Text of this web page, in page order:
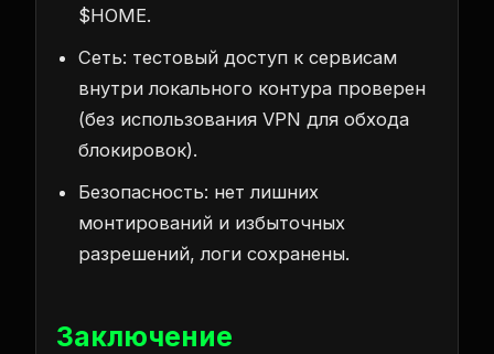
$HOME.
Сеть: тестовый доступ к сервисам
внутри локального контура проверен
(без использования VPN для обхода
блокировок).
Безопасность: нет лишних
монтирований и избыточных
разрешений, логи сохранены.
Заключение